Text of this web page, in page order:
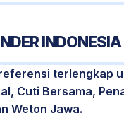
INDONESIA
terlengkap
Cuti Bersama,
Weton Jawa.